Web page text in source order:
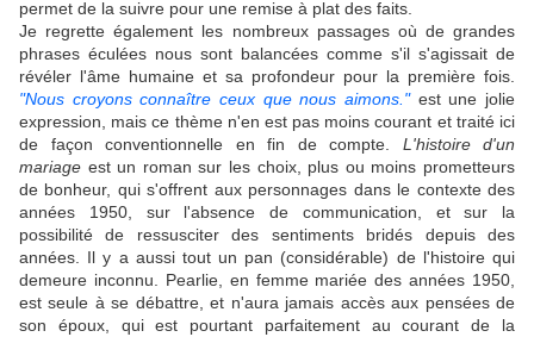
permet de la suivre pour une remise à plat des faits.
Je regrette également les nombreux passages où de grandes
phrases éculées nous sont balancées comme s'il s'agissait de
révéler l'âme humaine et sa profondeur pour la première fois.
"Nous croyons connaître ceux que nous aimons."est une jolie
expression, mais ce thème n'en est pas moins courant et traité ici
de façon conventionnelle en fin de compte. L'histoire d'un
mariage est un roman sur les choix, plus ou moins prometteurs
de bonheur, qui s'offrent aux personnages dans le contexte des
années 1950, sur l'absence de communication, et sur la
possibilité de ressusciter des sentiments bridés depuis des
années. Il y a aussi tout un pan (considérable) de l'histoire qui
demeure inconnu. Pearlie, en femme mariée des années 1950,
est seule à se débattre, et n'aura jamais accès aux pensées de
son époux, qui est pourtant parfaitement au courant de la